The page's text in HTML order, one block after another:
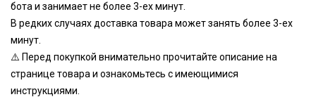
бота и занимает не более 3-ех минут.
В редких случаях доставка товара может занять более 3-ех
минут.
⚠️ Перед покупкой внимательно прочитайте описание на
странице товара и ознакомьтесь с имеющимися
инструкциями.